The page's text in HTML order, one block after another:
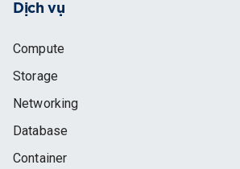
Dịch vụ
Compute
Storage
Networking
Database
Container